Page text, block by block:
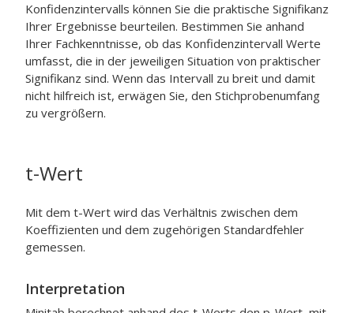
Konfidenzintervalls können Sie die praktische Signifikanz
Ihrer Ergebnisse beurteilen. Bestimmen Sie anhand
Ihrer Fachkenntnisse, ob das Konfidenzintervall Werte
umfasst, die in der jeweiligen Situation von praktischer
Signifikanz sind. Wenn das Intervall zu breit und damit
nicht hilfreich ist, erwägen Sie, den Stichprobenumfang
zu vergrößern.
t-Wert
Mit dem t-Wert wird das Verhältnis zwischen dem
Koeffizienten und dem zugehörigen Standardfehler
gemessen.
Interpretation